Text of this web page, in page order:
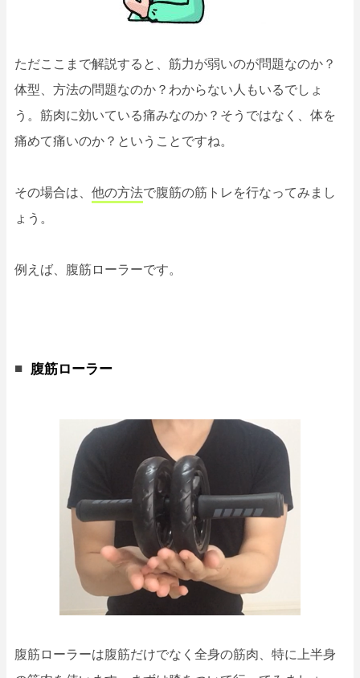
ただここまで解説すると、筋力が弱いのが問題なのか？
体型、方法の問題なのか？わからない人もいるでしょ
う。筋肉に効いている痛みなのか？そうではなく、体を
痛めて痛いのか？ということですね。
その場合は、 他の方法で腹筋の筋トレを行なってみまし
ょう。
例えば、腹筋ローラーです。
腹筋ローラー
腹筋ローラーは腹筋だけでなく全身の筋肉、特に上半身